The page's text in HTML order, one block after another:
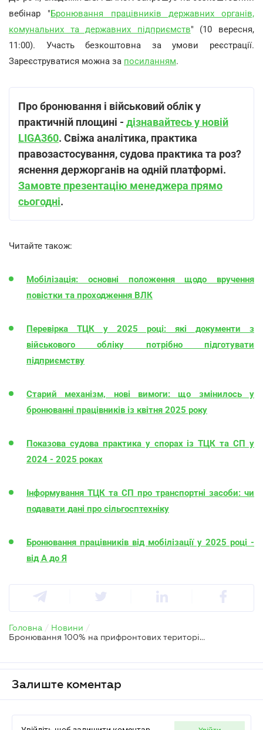
вебінар "Бронювання працівників державних органів,
комунальних та державних підприємств" (10 вересня,
11:00). Участь безкоштовна за умови реєстрації.
Зареєструватися можна за посиланням.
Про бронювання і військовий облік у
практичній площині - дізнавайтесь у новій
LIGA360. Свіжа аналітика, практика
правозастосування, судова практика та роз?
яснення держорганів на одній платформі.
Замовте презентацію менеджера прямо
сьогодні.
Читайте також:
Мобілізація: основні положення щодо вручення
повістки та проходження ВЛК
Перевірка ТЦК у 2025 році: які документи з
військового обліку потрібно підготувати
підприємству
Старий механізм, нові вимоги: що змінилось у
бронюванні працівників із квітня 2025 року
Показова судова практика у спорах із ТЦК та СП у
2024 - 2025 роках
Інформування ТЦК та СП про транспортні засоби: чи
подавати дані про сільгосптехніку
Бронювання працівників від мобілізації у 2025 році -
від А до Я
Головна / Новини /
Бронювання 100% на прифронтових територіях запрацювало на порталі Дія
Залиште коментар